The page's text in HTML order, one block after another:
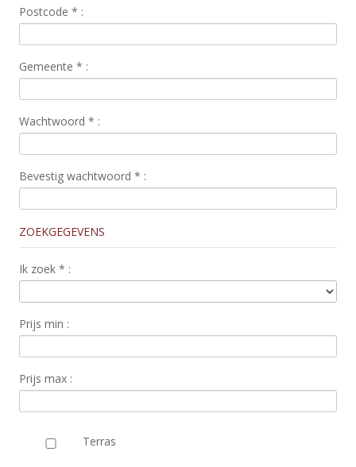
Postcode* :
Gemeente* :
Wachtwoord* :
Bevestig wachtwoord* :
ZOEKGEGEVENS
Ik zoek* :
Prijs ​​min :
Prijs max :
Terras